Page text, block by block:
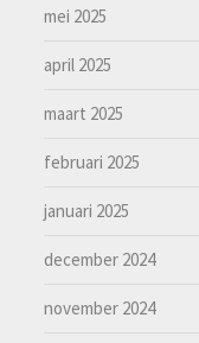
mei 2025
april 2025
maart 2025
februari 2025
januari 2025
december 2024
november 2024